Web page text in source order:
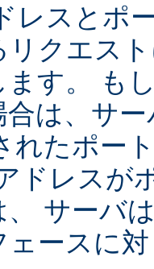
レスとポ
リクエス
ます。 も
は、サ
れたポー
ドレスが
、 サーバ
ェースに